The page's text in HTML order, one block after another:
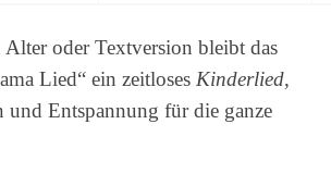
oder Textversion bleibt das
Lied“ ein zeitloses Kinderlied,
und Entspannung für die ganze